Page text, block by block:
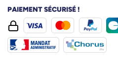
PAIEMENT SÉCURISÉ !